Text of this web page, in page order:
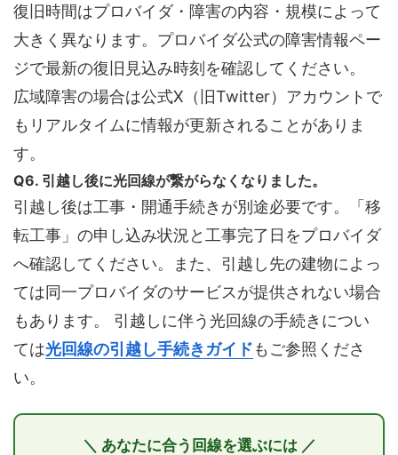
復旧時間はプロバイダ・障害の内容・規模によって
大きく異なります。プロバイダ公式の障害情報ペー
ジで最新の復旧見込み時刻を確認してください。
広域障害の場合は公式X（旧Twitter）アカウントで
もリアルタイムに情報が更新されることがありま
す。
Q6. 引越し後に光回線が繋がらなくなりました。
引越し後は工事・開通手続きが別途必要です。「移
転工事」の申し込み状況と工事完了日をプロバイダ
へ確認してください。また、引越し先の建物によっ
ては同一プロバイダのサービスが提供されない場合
もあります。 引越しに伴う光回線の手続きについ
ては光回線の引越し手続きガイドもご参照くださ
い。
＼ あなたに合う回線を選ぶには ／